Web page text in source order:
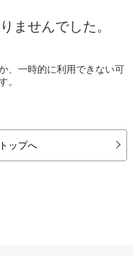
ませんでした。
、一時的に利用できない可
。
ップへ